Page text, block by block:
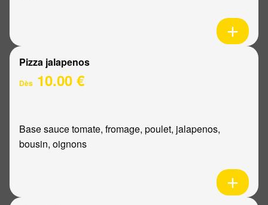
Pizza jalapenos
Dès 10.00 €
Base sauce tomate, fromage, poulet, jalapenos,
bousin, oignons